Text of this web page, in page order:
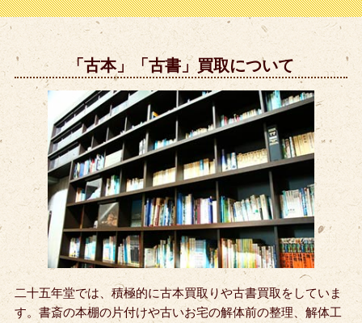
「古本」「古書」買取について
二十五年堂では、積極的に古本買取りや古書買取をしていま
す。書斎の本棚の片付けや古いお宅の解体前の整理、解体工